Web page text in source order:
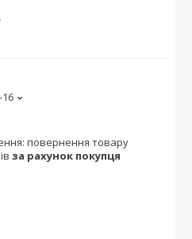
16
повернення товару
за рахунок покупця